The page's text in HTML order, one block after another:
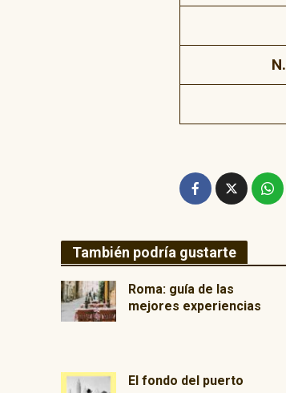
N.
También podría gustarte
Roma: guía de las
mejores experiencias
El fondo del puerto